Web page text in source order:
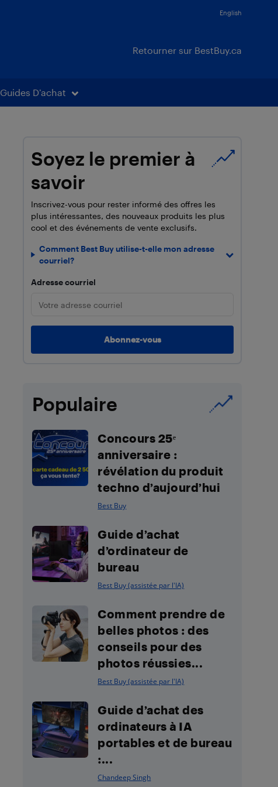
English
Retourner sur BestBuy.ca
Guides D’achat
Soyez le premier à
savoir
Inscrivez-vous pour rester informé des offres les
plus intéressantes, des nouveaux produits les plus
cool et des événements de vente exclusifs.
Comment Best Buy utilise-t-elle mon adresse
courriel?
Adresse courriel
Populaire
Concours 25ᵉ
anniversaire :
révélation du produit
techno d’aujourd’hui
Best Buy
Guide d’achat
d’ordinateur de
bureau
Best Buy (assistée par l'IA)
Comment prendre de
belles photos : des
conseils pour des
photos réussies...
Best Buy (assistée par l'IA)
Guide d’achat des
ordinateurs à IA
portables et de bureau
:...
Chandeep Singh